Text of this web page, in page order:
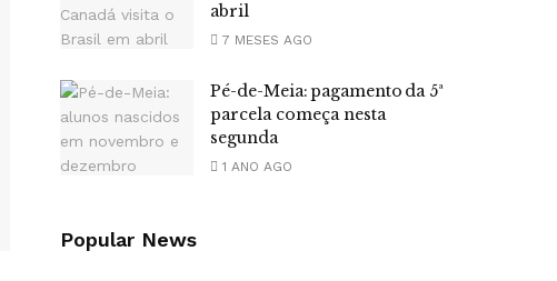
abril
7 MESES AGO
Pé-de-Meia: pagamento da 5ª
parcela começa nesta
segunda
1 ANO AGO
Popular News